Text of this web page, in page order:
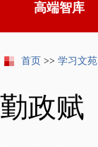
高端智库
首页 >> 学习文苑
勤政赋